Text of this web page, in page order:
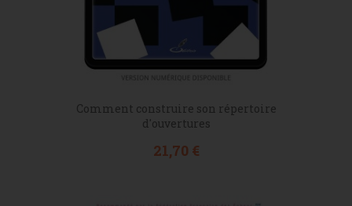
Comment construire son répertoire
d'ouvertures
Prix
21,70 €